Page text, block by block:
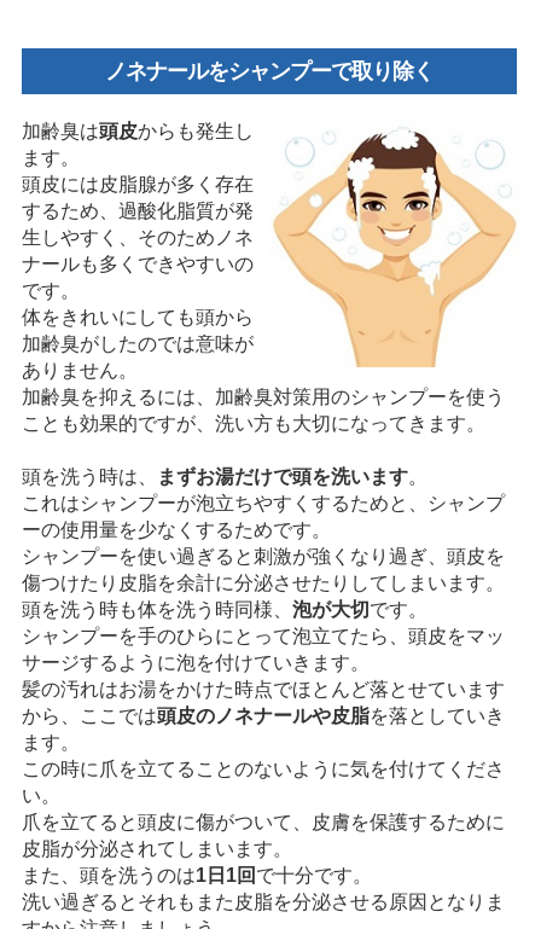
ノネナールをシャンプーで取り除く
加齢臭は頭皮からも発生し
ます。
頭皮には皮脂腺が多く存在
するため、過酸化脂質が発
生しやすく、そのためノネ
ナールも多くできやすいの
です。
体をきれいにしても頭から
加齢臭がしたのでは意味が
ありません。
加齢臭を抑えるには、加齢臭対策用のシャンプーを使う
ことも効果的ですが、洗い方も大切になってきます。
頭を洗う時は、 まずお湯だけで頭を洗います。
これはシャンプーが泡立ちやすくするためと、シャンプ
ーの使用量を少なくするためです。
シャンプーを使い過ぎると刺激が強くなり過ぎ、頭皮を
傷つけたり皮脂を余計に分泌させたりしてしまいます。
頭を洗う時も体を洗う時同様、 泡が大切 です。
シャンプーを手のひらにとって泡立てたら、頭皮をマッ
サージするように泡を付けていきます。
髪の汚れはお湯をかけた時点でほとんど落とせています
から、ここでは頭皮のノネナールや皮脂を落としていき
ます。
この時に爪を立てることのないように気を付けてくださ
い。
爪を立てると頭皮に傷がついて、皮膚を保護するために
皮脂が分泌されてしまいます。
また、頭を洗うのは1日1回 で十分です。
洗い過ぎるとそれもまた皮脂を分泌させる原因となりま